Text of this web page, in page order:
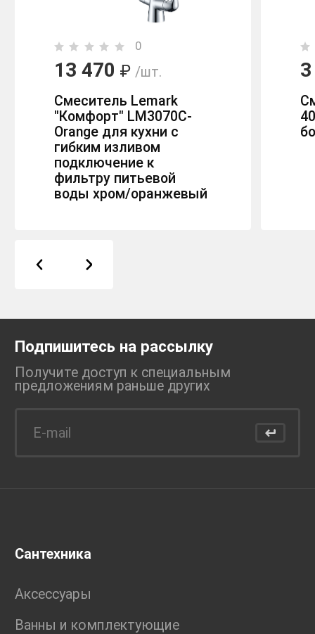
0
13 470 ₽ /шт.
Смеситель Lemark
"Комфорт" LM3070C-
Orange для кухни с
гибким изливом
подключение к
фильтру питьевой
воды хром/оранжевый
Подпишитесь на рассылку
Получите доступ к специальным
предложениям раньше других
Сантехника
Аксессуары
Ванны и комплектующие